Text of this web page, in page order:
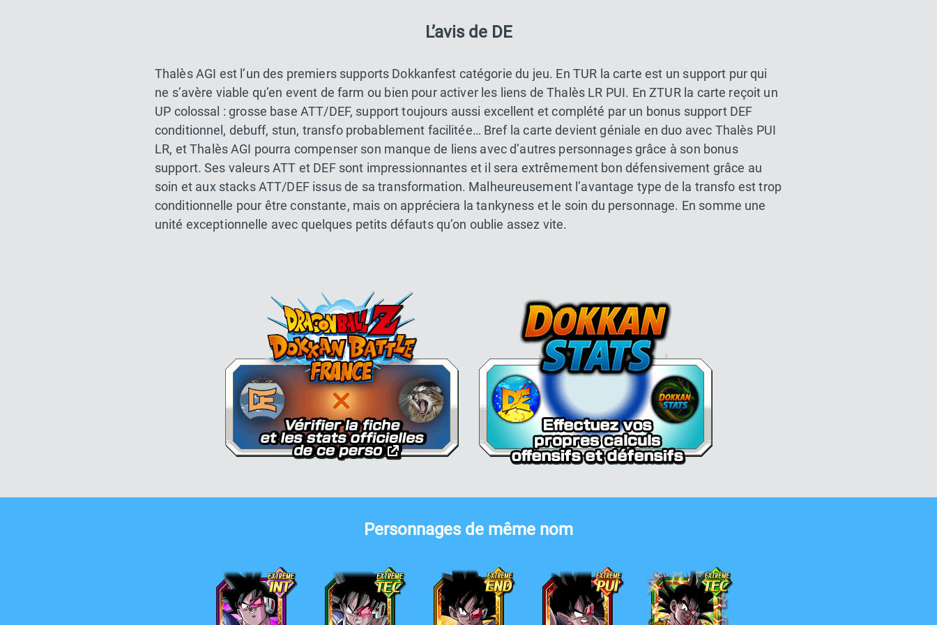
L’avis de DE
Thalès AGI est l’un des premiers supports Dokkanfest catégorie du jeu. En TUR la carte est un support pur qui
ne s’avère viable qu’en event de farm ou bien pour activer les liens de Thalès LR PUI. En ZTUR la carte reçoit un
UP colossal : grosse base ATT/DEF, support toujours aussi excellent et complété par un bonus support DEF
conditionnel, debuff, stun, transfo probablement facilitée… Bref la carte devient géniale en duo avec Thalès PUI
LR, et Thalès AGI pourra compenser son manque de liens avec d’autres personnages grâce à son bonus
support. Ses valeurs ATT et DEF sont impressionnantes et il sera extrêmement bon défensivement grâce au
soin et aux stacks ATT/DEF issus de sa transformation. Malheureusement l’avantage type de la transfo est trop
conditionnelle pour être constante, mais on appréciera la tankyness et le soin du personnage. En somme une
unité exceptionnelle avec quelques petits défauts qu’on oublie assez vite.
Dokkan Essentials x Dragon Ball Z Dokkan battle France
Personnages de même nom